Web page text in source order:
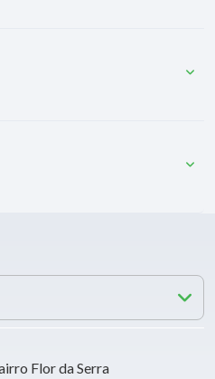
Flor da Serra